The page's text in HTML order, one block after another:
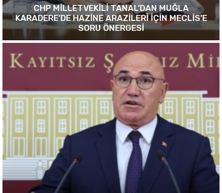
CHP MİLLETVEKİLİ TANAL’DAN MUĞLA
KARADERE’DE HAZİNE ARAZİLERİ İÇİN MECLİS’E
SORU ÖNERGESİ